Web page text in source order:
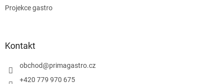
Projekce gastro
Kontakt
obchod@primagastro.cz
+420 779 970 675